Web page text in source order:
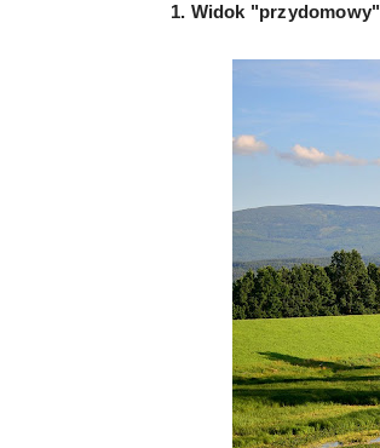
1. Widok "przydomowy"